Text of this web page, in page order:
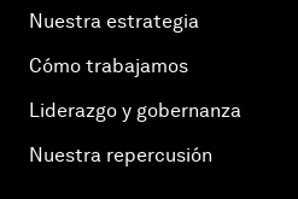
Nuestra estrategia
Cómo trabajamos
Liderazgo y gobernanza
Nuestra repercusión